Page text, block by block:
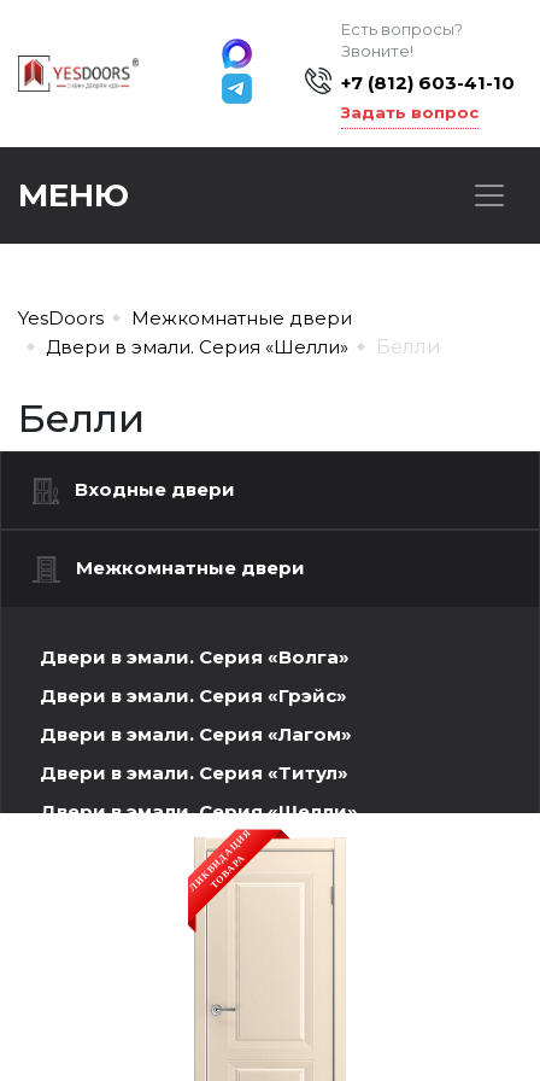
Есть вопросы?
Звоните!
+7 (812) 603-41-10
Задать вопрос
МЕНЮ
YesDoors
Межкомнатные двери
Двери в эмали. Серия «Шелли»
Белли
Белли
Входные двери
Межкомнатные двери
Двери в эмали. Серия «Волга»
Двери в эмали. Серия «Грэйс»
Двери в эмали. Серия «Лагом»
Двери в эмали. Серия «Титул»
Двери в эмали. Серия «Шелли»
Шпонированные двери. Волжская серия